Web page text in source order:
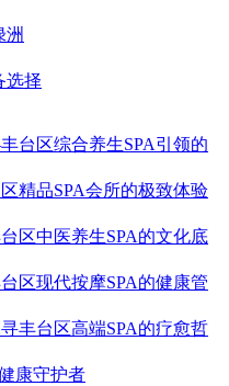
洲
选择
台区综合养生SPA引领的
精品SPA会所的极致体验
区中医养生SPA的文化底
区现代按摩SPA的健康管
丰台区高端SPA的疗愈哲
康守护者